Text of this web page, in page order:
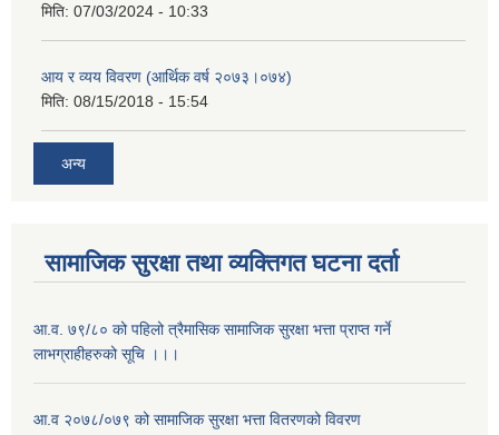
मिति: 07/03/2024 - 10:33
आय र व्यय विवरण (आर्थिक वर्ष २०७३।०७४)
मिति: 08/15/2018 - 15:54
अन्य
सामाजिक सुरक्षा तथा व्यक्तिगत घटना दर्ता
आ.व. ७९/८० को पहिलो त्रैमासिक सामाजिक सुरक्षा भत्ता प्राप्त गर्ने
लाभग्राहीहरुको सूचि ।।।
आ.व २०७८/०७९ को सामाजिक सुरक्षा भत्ता वितरणको विवरण